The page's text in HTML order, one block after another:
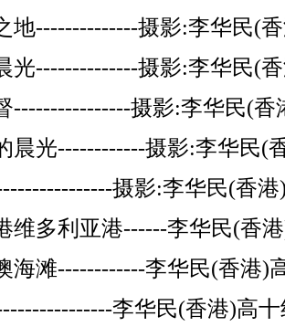
地--------------摄影:李华民(
光--------------摄影:李华民(
----------------摄影:李华民(香
晨光------------摄影:李华民(
摄影:李华民(香
维多利亚港------李华民(香
海滩------------李华民(香港)
李华民(香港)高